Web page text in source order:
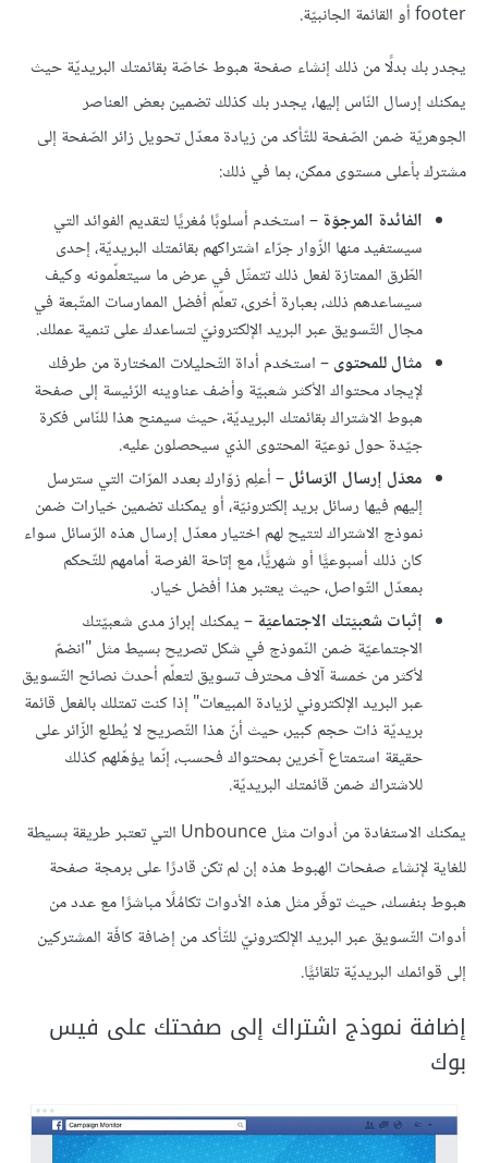
footer أو القائمة الجانبيّة.
يجدر بك بدلًا من ذلك إنشاء صفحة هبوط خاصّة بقائمتك البريديّة حيث
يمكنك إرسال النّاس إليها، يجدر بك كذلك تضمين بعض العناصر
الجوهريّة ضمن الصّفحة للتّأكد من زيادة معدّل تحويل زائر الصّفحة إلى
مشترك بأعلى مستوى ممكن، بما في ذلك:
الفائدة المرجوّة– استخدم أسلوبًا مُغريًا لتقديم الفوائد التي
سيستفيد منها الزّوار جرّاء اشتراكهم بقائمتك البريديّة، إحدى
الطّرق الممتازة لفعل ذلك تتمثّل في عرض ما سيتعلّمونه وكيف
سيساعدهم ذلك، بعبارة أخرى، تعلّم أفضل الممارسات المتّبعة في
مجال التّسويق عبر البريد الإلكترونيّ لتساعدك على تنمية عملك.
مثال للمحتوى– استخدم أداة التّحليلات المختارة من طرفك
لإيجاد محتواك الأكثر شعبيّة وأضف عناوينه الرّئيسة إلى صفحة
هبوط الاشتراك بقائمتك البريديّة، حيث سيمنح هذا للنّاس فكرة
جيّدة حول نوعيّة المحتوى الذي سيحصلون عليه.
معدّل إرسال الرّسائل– أعلِم زوّارك بعدد المرّات التي سترسل
إليهم فيها رسائل بريد إلكترونيّة، أو يمكنك تضمين خيارات ضمن
نموذج الاشتراك لتتيح لهم اختيار معدّل إرسال هذه الرّسائل سواء
كان ذلك أسبوعيًّا أو شهريًّا، مع إتاحة الفرصة أمامهم للتّحكم
بمعدّل التّواصل، حيث يعتبر هذا أفضل خيار.
إثبات شعبيّتك الاجتماعيّة – يمكنك إبراز مدى شعبيّتك
الاجتماعيّة ضمن النّموذج في شكل تصريح بسيط مثل "انضمّ
لأكثر من خمسة آلاف محترف تسويق لتعلّم أحدث نصائح التّسويق
عبر البريد الإلكتروني لزيادة المبيعات" إذا كنت تمتلك بالفعل قائمة
بريديّة ذات حجم كبير، حيث أنّ هذا التّصريح لا يُطلع الزّائر على
حقيقة استمتاع آخرين بمحتواك فحسب، إنّما يؤهّلهم كذلك
للاشتراك ضمن قائمتك البريديّة.
يمكنك الاستفادة من أدوات مثل Unbounce التي تعتبر طريقة بسيطة
للغاية لإنشاء صفحات الهبوط هذه إن لم تكن قادرًا على برمجة صفحة
هبوط بنفسك، حيث توفّر مثل هذه الأدوات تكامُلًا مباشرًا مع عدد من
أدوات التّسويق عبر البريد الإلكترونيّ للتّأكد من إضافة كافّة المشتركين
إلى قوائمك البريديّة تلقائيًّا.
إضافة نموذج اشتراك إلى صفحتك على فيس
بوك